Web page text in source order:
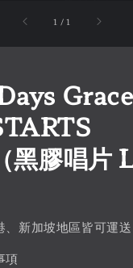
1 /1
膠唱片
、新加坡地區皆可運送
項